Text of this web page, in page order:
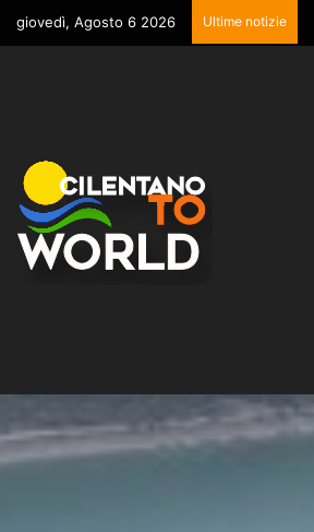
giovedì, Agosto 6 2026 Ultime notizie